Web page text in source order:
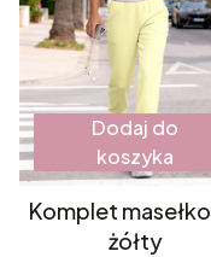
Dodaj do
koszyka
Komplet
żółty